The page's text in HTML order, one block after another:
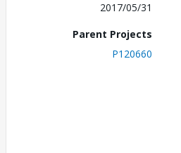
2017/05/31
Parent Projects
P120660